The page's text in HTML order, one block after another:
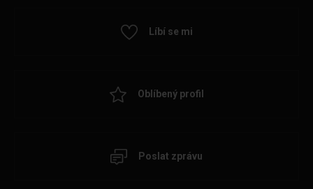
Líbí se mi
Oblíbený profil
Poslat zprávu